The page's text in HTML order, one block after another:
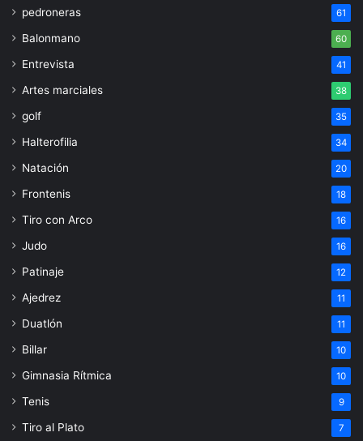
pedroneras 61
Balonmano 60
Entrevista 41
Artes marciales 38
golf 35
Halterofilia 34
Natación 20
Frontenis 18
Tiro con Arco 16
Judo 16
Patinaje 12
Ajedrez 11
Duatlón 11
Billar 10
Gimnasia Rítmica 10
Tenis 9
Tiro al Plato 7